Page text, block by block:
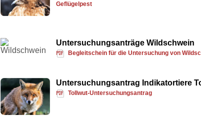
Geflügelpest
Untersuchungsanträge Wildschwein
Begleitschein für die Untersuchung von
Untersuchungsantrag Indikatortiere
Tollwut-Untersuchungsantrag